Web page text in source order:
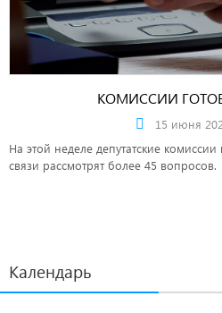
КОМИССИИ
15 июня
На этой неделе депутатские
связи рассмотрят более 45 вопросов.
Календарь